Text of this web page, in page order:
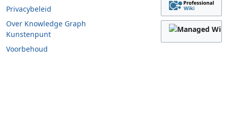
Privacybeleid
Over Knowledge Graph
Kunstenpunt
Voorbehoud